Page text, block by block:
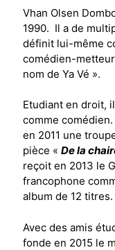
Vhan Olsen
1990. Il a de
définit lui-même
comédien-
nom de Ya Vé ».
Etudiant en droit,
comme
en 2011 une
pièce « De la
reçoit en 2013 le
francophone
album de 12 titres.
Avec des amis
fonde en 2015 le